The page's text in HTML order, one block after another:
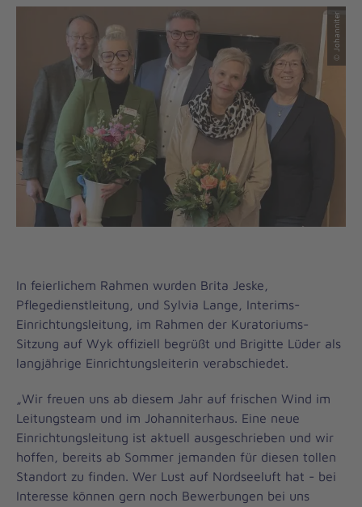
© Johanniter
In feierlichem Rahmen wurden Brita Jeske,
Pflegedienstleitung, und Sylvia Lange, Interims-
Einrichtungsleitung, im Rahmen der Kuratoriums-
Sitzung auf Wyk offiziell begrüßt und Brigitte Lüder als
langjährige Einrichtungsleiterin verabschiedet.
„Wir freuen uns ab diesem Jahr auf frischen Wind im
Leitungsteam und im Johanniterhaus. Eine neue
Einrichtungsleitung ist aktuell ausgeschrieben und wir
hoffen, bereits ab Sommer jemanden für diesen tollen
Standort zu finden. Wer Lust auf Nordseeluft hat - bei
Interesse können gern noch Bewerbungen bei uns